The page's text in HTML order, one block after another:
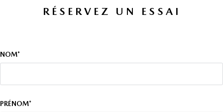
RÉSERVEZ UN ESSAI
NOM*
PRÉNOM*